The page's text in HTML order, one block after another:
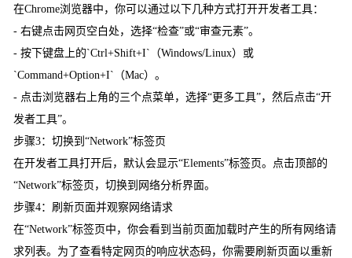
在Chrome浏览器中，你可以通过以下几种方式打开开发者工具：
- 右键点击网页空白处，选择“检查”或“审查元素”。
- 按下键盘上的`Ctrl+Shift+I`（Windows/Linux）或
`Command+Option+I`（Mac）。
- 点击浏览器右上角的三个点菜单，选择“更多工具”，然后点击“开
发者工具”。
步骤3：切换到“Network”标签页
在开发者工具打开后，默认会显示“Elements”标签页。点击顶部的
“Network”标签页，切换到网络分析界面。
步骤4：刷新页面并观察网络请求
在“Network”标签页中，你会看到当前页面加载时产生的所有网络请
求列表。为了查看特定网页的响应状态码，你需要刷新页面以重新